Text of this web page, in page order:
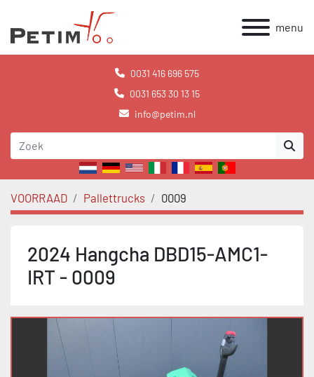
menu
0031 416 696 575
0031 653 30 13 15
info@petim.nl
VOORRAAD Pallettrucks 0009
2024 Hangcha DBD15-AMC1-
IRT - 0009